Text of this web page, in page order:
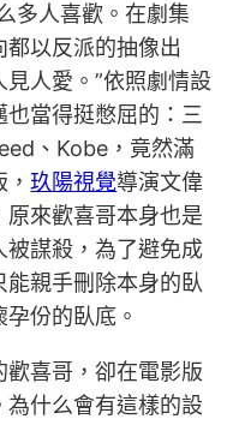
多人喜歡。在劇集
以反派的抽像出
人愛。”依照劇情設
當得挺憋屈的：三
、Kobe，竟然滿
，玖陽視覺導演文偉
來歡喜哥本身也是
謀殺，為了避免成
親手刪除本身的臥
份的臥底。
喜哥，卻在電影版
為什么會有這樣的設